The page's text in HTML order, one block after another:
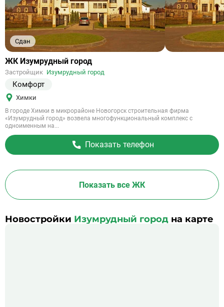
Сдан
Ссылка
объект
ЖК Изумрудный город
Застройщик Изумрудный город
Комфорт
Химки
В городе Химки в микрорайоне Новогорск строительная фирма
«Изумрудный город» возвела многофункциональный комплекс с
одноименным на...
Показать телефон
Показать все ЖК
Новостройки Изумрудный город на карте